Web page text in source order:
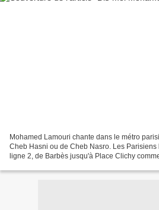
Mohamed Lamouri chante dans le métro
Cheb Hasni ou de Cheb Nasro. Les
ligne 2, de Barbès jusqu'à Place Clichy